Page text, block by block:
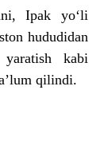
Ipak yo‘li
hududidan
kabi
qilindi.